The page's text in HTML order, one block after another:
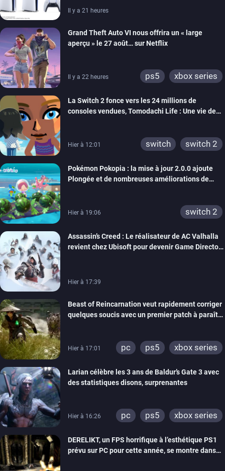
Il y a 21 heures
Grand Theft Auto VI nous offrira un « large
aperçu » le 27 août… sur Netflix
Il y a 22 heures ps5 xbox series
La Switch 2 fonce vers les 24 millions de
consoles vendues, Tomodachi Life : Une vie de
Hier à 12:01 switch switch 2
Pokémon Pokopia : la mise à jour 2.0.0 ajoute
Plongée et de nombreuses améliorations de
Hier à 19:06 switch 2
Assassin’s Creed : Le réalisateur de AC Valhalla
revient chez Ubisoft pour devenir Game Director
Hier à 17:39
Beast of Reincarnation veut rapidement corriger
quelques soucis avec un premier patch à paraître
Hier à 17:01 pc ps5 xbox series
Larian célèbre les 3 ans de Baldur’s Gate 3 avec
des statistiques disons, surprenantes
Hier à 16:26 pc ps5 xbox series
DERELIKT, un FPS horrifique à l’esthétique PS1
prévu sur PC pour cette année, se montre dans